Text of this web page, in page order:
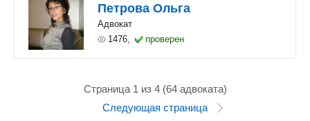
Петрова Ольга
Адвокат
1476,
проверен
Страница 1 из 4 (64 адвоката)
Следующая страница